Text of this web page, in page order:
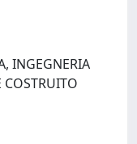
INGEGNERIA
COSTRUITO